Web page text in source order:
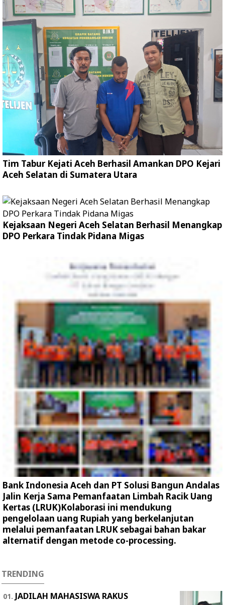
Tim Tabur Kejati Aceh Berhasil Amankan DPO Kejari
Aceh Selatan di Sumatera Utara
Kejaksaan Negeri Aceh Selatan Berhasil Menangkap
DPO Perkara Tindak Pidana Migas
Bank Indonesia Aceh dan PT Solusi Bangun Andalas
Jalin Kerja Sama Pemanfaatan Limbah Racik Uang
Kertas (LRUK)Kolaborasi ini mendukung
pengelolaan uang Rupiah yang berkelanjutan
melalui pemanfaatan LRUK sebagai bahan bakar
alternatif dengan metode co-processing.
TRENDING
JADILAH MAHASISWA RAKUS